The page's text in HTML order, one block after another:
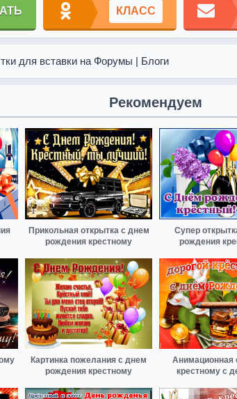
КЛАСС
для вставки на Форумы | Блоги
Рекомендуем
Прикольная открытка с днем
рождения крестному
Супер
рождения
Картинка пожелания с днем
рождения крестному
Анимационная
крестному с